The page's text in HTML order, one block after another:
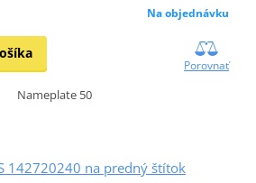
Na objednávku
Porovnať
Nameplate 50
142720240 na predný štítok